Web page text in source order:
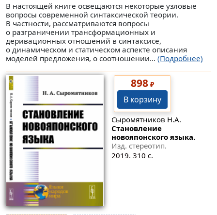
В настоящей книге освещаются некоторые узловые
вопросы современной синтаксической теории.
В частности, рассматриваются вопросы
о разграничении трансформационных и
деривационных отношений в синтаксисе,
о динамическом и статическом аспекте описания
моделей предложения, о соотношении... (Подробнее)
898₽
В корзину
Сыромятников Н.А.
Становление
новояпонского языка.
Изд. стереотип.
2019. 310 с.